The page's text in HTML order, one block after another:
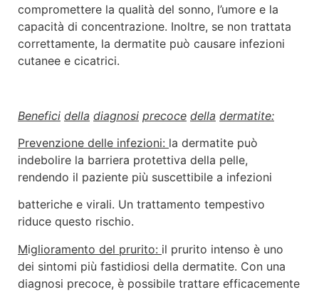
compromettere la qualità del sonno, l’umore e la
capacità di concentrazione. Inoltre, se non trattata
correttamente, la dermatite può causare infezioni
cutanee e cicatrici.
Benefici della diagnosi precoce della dermatite:
Prevenzione delle infezioni: la dermatite può
indebolire la barriera protettiva della pelle,
rendendo il paziente più suscettibile a infezioni
batteriche e virali. Un trattamento tempestivo
riduce questo rischio.
Miglioramento del prurito: il prurito intenso è uno
dei sintomi più fastidiosi della dermatite. Con una
diagnosi precoce, è possibile trattare efficacemente